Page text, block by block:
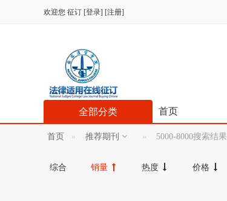
欢迎您 征订 [登录] [注册]
首页
全部分类
首页 推荐期刊 5000-8000搜索结果
综合 销量 热度 价格